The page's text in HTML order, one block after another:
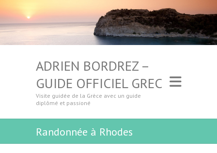
ADRIEN BORDREZ –
GUIDE OFFICIEL GREC
Visite guidée de la Grèce avec un guide
diplômé et passioné
Randonnée à Rhodes